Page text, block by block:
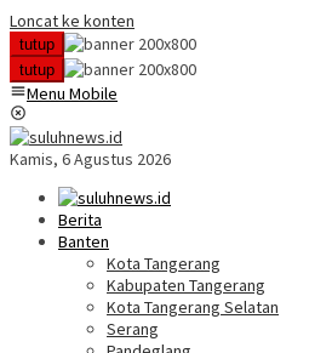
Loncat ke konten
tutup
tutup
Menu Mobile
Kamis, 6 Agustus 2026
Berita
Banten
Kota Tangerang
Kabupaten Tangerang
Kota Tangerang Selatan
Serang